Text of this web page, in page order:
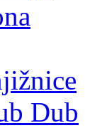
Dub